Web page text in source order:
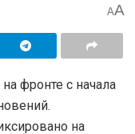
AA
фронте с начала
на